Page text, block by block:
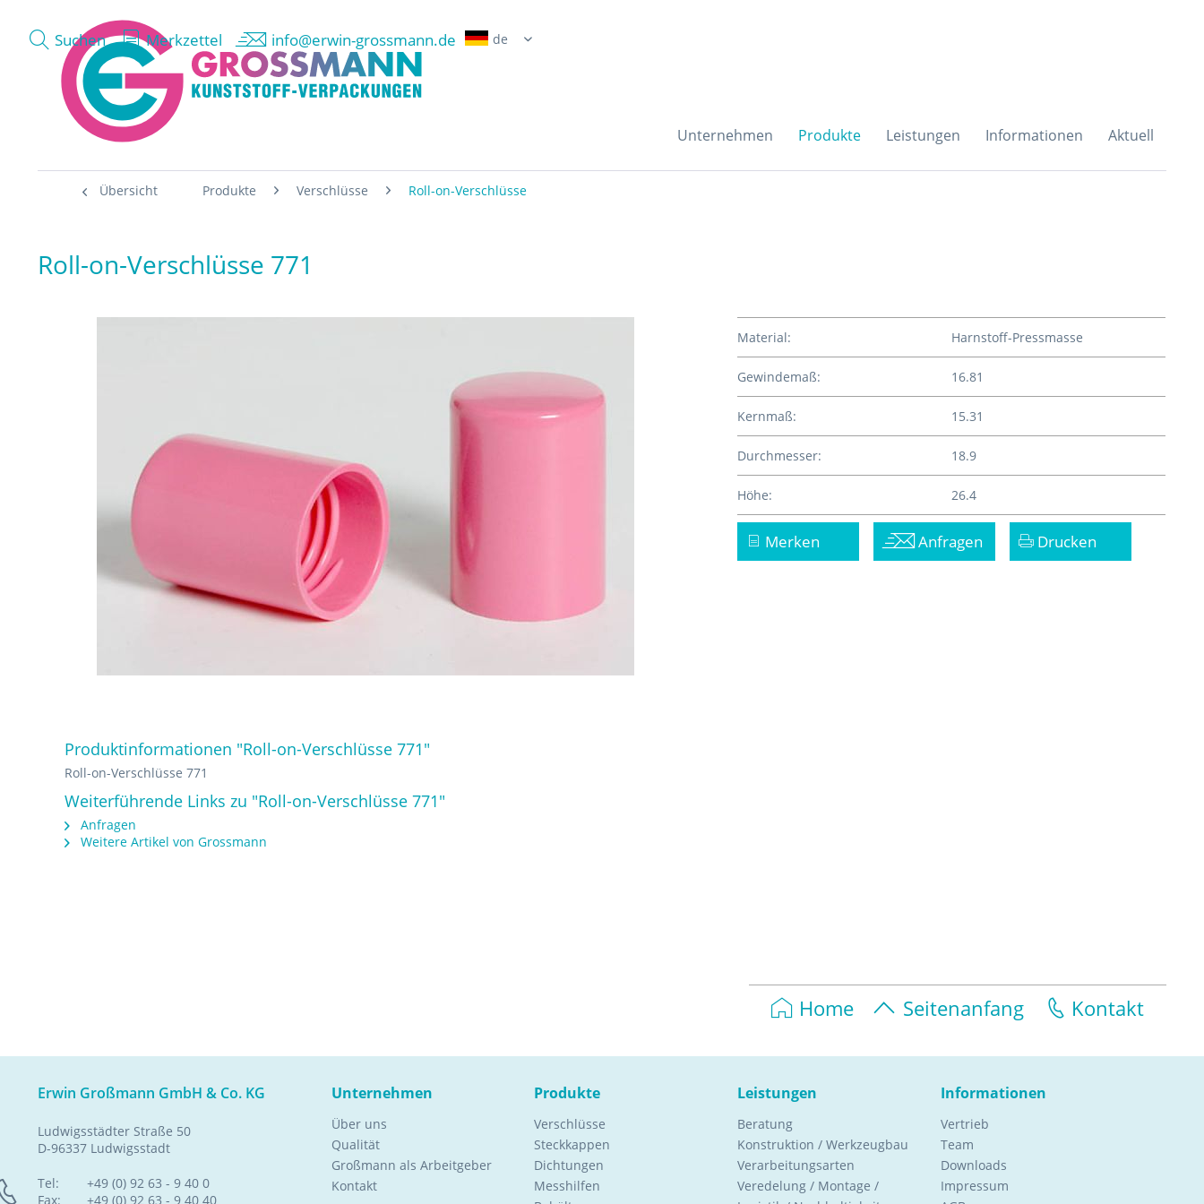
Suchen Merkzettel info@erwin-grossmann.de
Unternehmen Produkte Leistungen Informationen Aktuell
Übersicht Produkte Verschlüsse Roll-on-Verschlüsse
Roll-on-Verschlüsse 771
Produktinformationen "Roll-on-Verschlüsse 771"
Roll-on-Verschlüsse 771
Weiterführende Links zu "Roll-on-Verschlüsse 771"
Anfragen
Weitere Artikel von Grossmann
Material: Harnstoff-Pressmasse
Gewindemaß: 16.81
Kernmaß: 15.31
Durchmesser: 18.9
Höhe: 26.4
Merken Anfragen Drucken
Home Seitenanfang Kontakt
Erwin Großmann GmbH & Co. KG
Ludwigsstädter Straße 50
D-96337 Ludwigsstadt
Tel:
Fax:
+49 (0) 92 63 - 9 40 0
+49 (0) 92 63 - 9 40 40
Unternehmen
Über uns
Qualität
Großmann als Arbeitgeber
Kontakt
Produkte
Verschlüsse
Steckkappen
Dichtungen
Messhilfen
Leistungen
Beratung
Konstruktion / Werkzeugbau
Verarbeitungsarten
Veredelung / Montage /
Informationen
Vertrieb
Team
Downloads
Impressum